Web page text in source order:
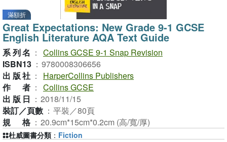
滿額折
Great Expectations: New Grade 9-1 GCSE
English Literature AQA Text Guide
系列名 ： Collins GCSE 9-1 Snap Revision
ISBN13 ： 9780008306656
出版社 ：
HarperCollins Publishers
作者 ： Collins GCSE
出版日 ： 2018/11/15
裝訂／頁數 ： 平裝／80頁
規格 ： 20.9cm*15cm*0.2cm (高/寬/厚)
杜威圖書分類 ： Fiction